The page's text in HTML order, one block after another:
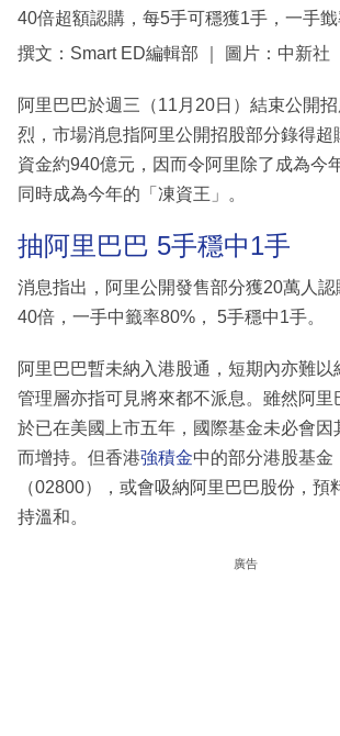
40倍超額認購，每5手可穩獲1手，一手
撰文：Smart ED編輯部 ｜ 圖片：中新社
阿里巴巴於週三（11月20日）結束公開
烈，市場消息指阿里公開招股部分錄得超
資金約940億元，因而令阿里除了成為今
同時成為今年的「凍資王」。
抽阿里巴巴 5手穩中1手
消息指出，阿里公開發售部分獲20萬人
40倍，一手中籤率80%， 5手穩中1手。
阿里巴巴暫未納入港股通，短期內亦難以
管理層亦指可見將來都不派息。雖然阿里
於已在美國上市五年，國際基金未必會因
而增持。但香港強積金中的部分港股基金
（02800），或會吸納阿里巴巴股份，預
持溫和。
廣告